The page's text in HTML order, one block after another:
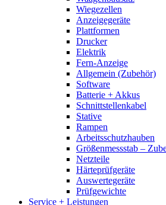
Wiegezellen
Anzeigegeräte
Plattformen
Drucker
Elektrik
Fern-Anzeige
Allgemein (Zubehör)
Software
Batterie + Akkus
Schnittstellenkabel
Stative
Rampen
Arbeitsschutzhauben
Größenmessstab –
Netzteile
Härteprüfgeräte
Auswertegeräte
Prüfgewichte
Service + Leistungen